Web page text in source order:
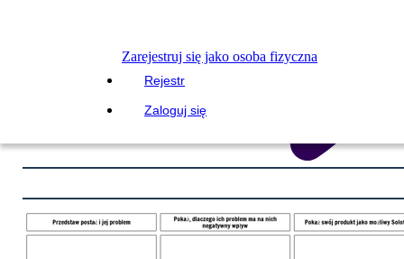
Zarejestruj się jako osoba fizyczna
Rejestr
Zaloguj się